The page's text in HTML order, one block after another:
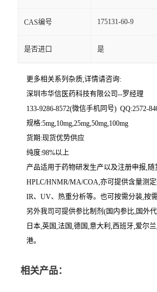
CAS编号 175131-60-9
是否进口 是
更多相关系列杂质,详情请咨询:
深圳市华信医药科技有限公司--罗经理
133-9286-8572(微信手机同号) QQ:2572-
规格:5mg,10mg,25mg,50mg,100mg
货期:现货优势供应
纯度:98%以上
产品适用于药物研发生产以及注册申报,随
HPLC/HNMR/MA/COA,亦可提供含量测定
IR、UV、热重分析等。也可按需分装,按需
另外我司可提供参比制剂(国内参比,国外
日本,英国,法国,德国,意大利,西班牙,爱尔
港。
相关产品：